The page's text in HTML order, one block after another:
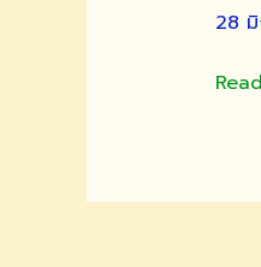
28
โครง
ใหม่